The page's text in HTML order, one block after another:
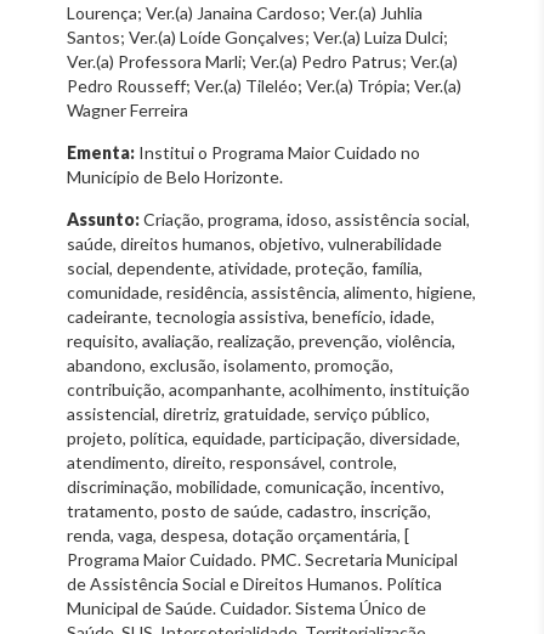
Lourença; Ver.(a) Janaina Cardoso; Ver.(a) Juhlia
Santos; Ver.(a) Loíde Gonçalves; Ver.(a) Luiza Dulci;
Ver.(a) Professora Marli; Ver.(a) Pedro Patrus; Ver.(a)
Pedro Rousseff; Ver.(a) Tileléo; Ver.(a) Trópia; Ver.(a)
Wagner Ferreira
Ementa: Institui o Programa Maior Cuidado no
Município de Belo Horizonte.
Assunto:Criação, programa, idoso, assistência social,
saúde, direitos humanos, objetivo, vulnerabilidade
social, dependente, atividade, proteção, família,
comunidade, residência, assistência, alimento, higiene,
cadeirante, tecnologia assistiva, benefício, idade,
requisito, avaliação, realização, prevenção, violência,
abandono, exclusão, isolamento, promoção,
contribuição, acompanhante, acolhimento, instituição
assistencial, diretriz, gratuidade, serviço público,
projeto, política, equidade, participação, diversidade,
atendimento, direito, responsável, controle,
discriminação, mobilidade, comunicação, incentivo,
tratamento, posto de saúde, cadastro, inscrição,
renda, vaga, despesa, dotação orçamentária, [
Programa Maior Cuidado. PMC. Secretaria Municipal
de Assistência Social e Direitos Humanos. Política
Municipal de Saúde. Cuidador. Sistema Único de